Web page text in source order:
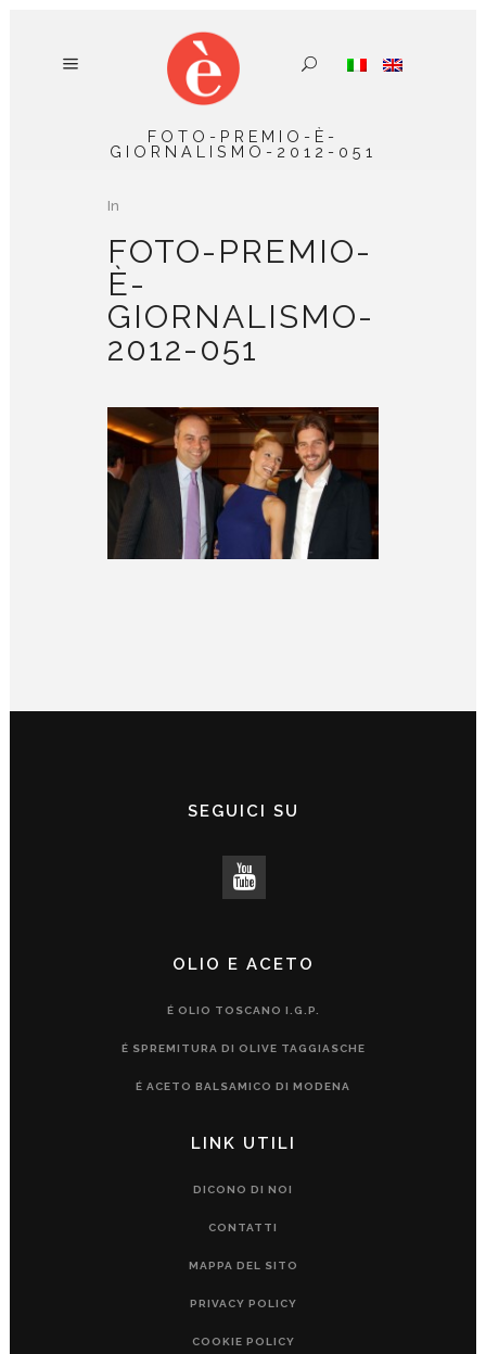
FOTO-PREMIO-È-
GIORNALISMO-2012-051
In
FOTO-PREMIO-
È-
GIORNALISMO-
2012-051
SEGUICI SU
OLIO E ACETO
É OLIO TOSCANO I.G.P.
É SPREMITURA DI OLIVE TAGGIASCHE
É ACETO BALSAMICO DI MODENA
LINK UTILI
DICONO DI NOI
CONTATTI
MAPPA DEL SITO
PRIVACY POLICY
COOKIE POLICY